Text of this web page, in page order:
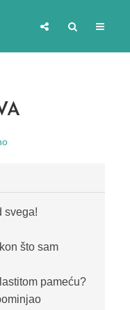
svega!
što sam
pameću?